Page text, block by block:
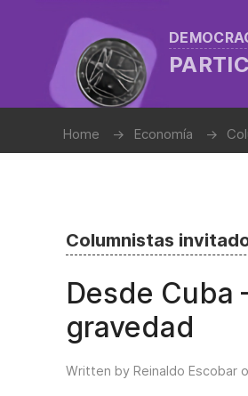
Home Economía
Columnistas
Desde Cuba
gravedad
Written by Reinaldo Escobar